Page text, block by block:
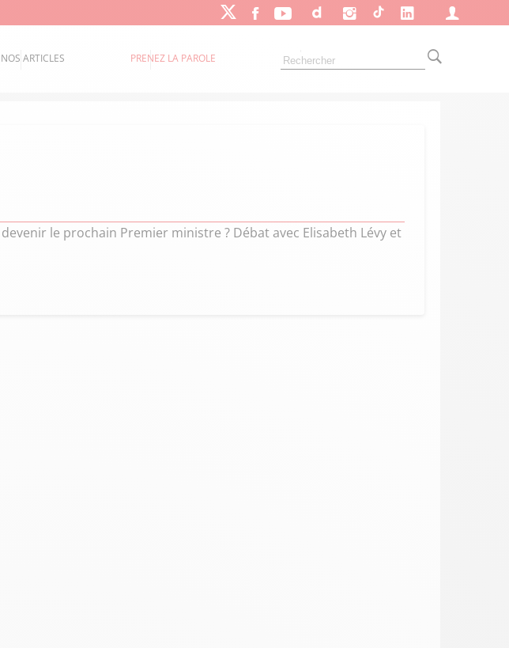
NOS ARTICLES PRENEZ LA PAROLE
le prochain Premier ministre ? Débat avec Elisabeth Lévy et